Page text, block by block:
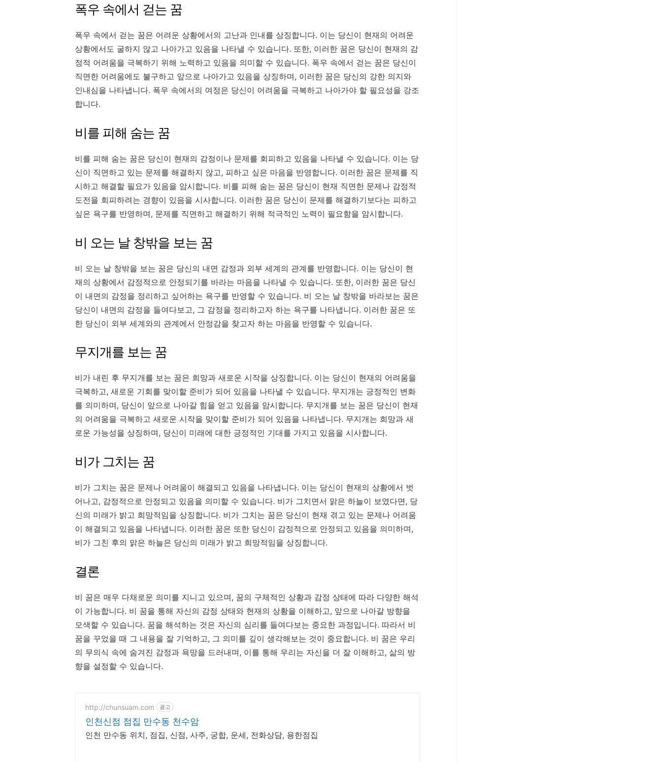
폭우 속에서 걷는 꿈
폭우 속에서 걷는 꿈은 어려운 상황에서의 고난과 인내를 상징합니다. 이는 당신이 현재의 어려운
상황에서도 굴하지 않고 나아가고 있음을 나타낼 수 있습니다. 또한, 이러한 꿈은 당신이 현재의 감
정적 어려움을 극복하기 위해 노력하고 있음을 의미할 수 있습니다. 폭우 속에서 걷는 꿈은 당신이
직면한 어려움에도 불구하고 앞으로 나아가고 있음을 상징하며, 이러한 꿈은 당신의 강한 의지와
인내심을 나타냅니다. 폭우 속에서의 여정은 당신이 어려움을 극복하고 나아가야 할 필요성을 강조
합니다.
비를 피해 숨는 꿈
비를 피해 숨는 꿈은 당신이 현재의 감정이나 문제를 회피하고 있음을 나타낼 수 있습니다. 이는 당
신이 직면하고 있는 문제를 해결하지 않고, 피하고 싶은 마음을 반영합니다. 이러한 꿈은 문제를 직
시하고 해결할 필요가 있음을 암시합니다. 비를 피해 숨는 꿈은 당신이 현재 직면한 문제나 감정적
도전을 회피하려는 경향이 있음을 시사합니다. 이러한 꿈은 당신이 문제를 해결하기보다는 피하고
싶은 욕구를 반영하며, 문제를 직면하고 해결하기 위해 적극적인 노력이 필요함을 암시합니다.
비 오는 날 창밖을 보는 꿈
비 오는 날 창밖을 보는 꿈은 당신의 내면 감정과 외부 세계의 관계를 반영합니다. 이는 당신이 현
재의 상황에서 감정적으로 안정되기를 바라는 마음을 나타낼 수 있습니다. 또한, 이러한 꿈은 당신
이 내면의 감정을 정리하고 싶어하는 욕구를 반영할 수 있습니다. 비 오는 날 창밖을 바라보는 꿈은
당신이 내면의 감정을 들여다보고, 그 감정을 정리하고자 하는 욕구를 나타냅니다. 이러한 꿈은 또
한 당신이 외부 세계와의 관계에서 안정감을 찾고자 하는 마음을 반영할 수 있습니다.
무지개를 보는 꿈
비가 내린 후 무지개를 보는 꿈은 희망과 새로운 시작을 상징합니다. 이는 당신이 현재의 어려움을
극복하고, 새로운 기회를 맞이할 준비가 되어 있음을 나타낼 수 있습니다. 무지개는 긍정적인 변화
를 의미하며, 당신이 앞으로 나아갈 힘을 얻고 있음을 암시합니다. 무지개를 보는 꿈은 당신이 현재
의 어려움을 극복하고 새로운 시작을 맞이할 준비가 되어 있음을 나타냅니다. 무지개는 희망과 새
로운 가능성을 상징하며, 당신이 미래에 대한 긍정적인 기대를 가지고 있음을 시사합니다.
비가 그치는 꿈
비가 그치는 꿈은 문제나 어려움이 해결되고 있음을 나타냅니다. 이는 당신이 현재의 상황에서 벗
어나고, 감정적으로 안정되고 있음을 의미할 수 있습니다. 비가 그치면서 맑은 하늘이 보였다면, 당
신의 미래가 밝고 희망적임을 상징합니다. 비가 그치는 꿈은 당신이 현재 겪고 있는 문제나 어려움
이 해결되고 있음을 나타냅니다. 이러한 꿈은 또한 당신이 감정적으로 안정되고 있음을 의미하며,
비가 그친 후의 맑은 하늘은 당신의 미래가 밝고 희망적임을 상징합니다.
결론
비 꿈은 매우 다채로운 의미를 지니고 있으며, 꿈의 구체적인 상황과 감정 상태에 따라 다양한 해석
이 가능합니다. 비 꿈을 통해 자신의 감정 상태와 현재의 상황을 이해하고, 앞으로 나아갈 방향을
모색할 수 있습니다. 꿈을 해석하는 것은 자신의 심리를 들여다보는 중요한 과정입니다. 따라서 비
꿈을 꾸었을 때 그 내용을 잘 기억하고, 그 의미를 깊이 생각해보는 것이 중요합니다. 비 꿈은 우리
의 무의식 속에 숨겨진 감정과 욕망을 드러내며, 이를 통해 우리는 자신을 더 잘 이해하고, 삶의 방
향을 설정할 수 있습니다.
http://chunsuam.com 광고
인천신점 점집 만수동 천수암
인천 만수동 위치, 점집, 신점, 사주, 궁합, 운세, 전화상담, 용한점집